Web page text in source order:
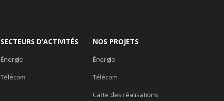
SECTEURS D’ACTIVITÉS
Énergie
Télécom
NOS PROJETS
Énergie
Télécom
Carte des réalisations